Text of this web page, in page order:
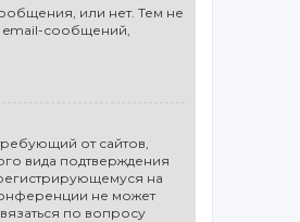
или нет. Тем не
email-сообщений,
от сайтов,
вида подтверждения
на
не может
по вопросу